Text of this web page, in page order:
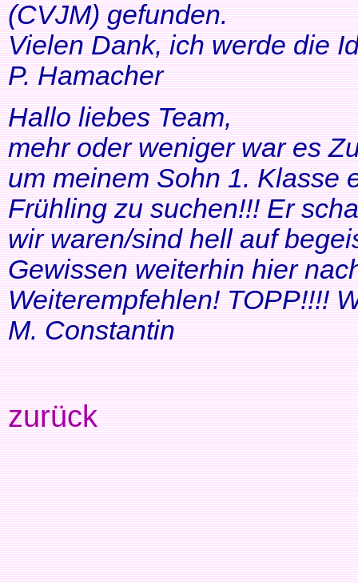
(CVJM) gefunden.
Vielen Dank, ich werde die
P. Hamacher
Hallo liebes Team,
mehr oder weniger war es
um meinem Sohn 1. Klasse
Frühling zu suchen!!! Er
wir waren/sind hell auf
Gewissen weiterhin hier
Weiterempfehlen! TOPP!!!!
M. Constantin
zurück